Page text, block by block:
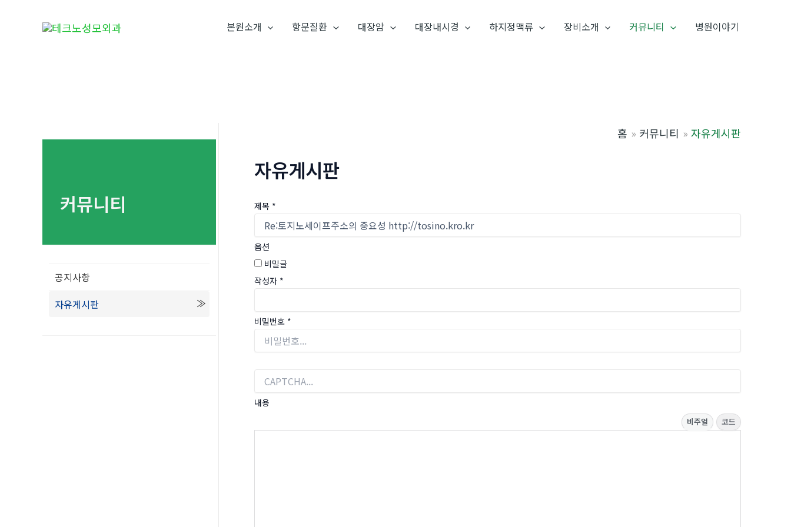
본원소개 항문질환 대장암 대장내시경 하지정맥류 장비소개 커뮤니티 병원이야기
커뮤니티
공지사항
자유게시판
홈 커뮤니티 자유게시판
자유게시판
제목 *
옵션
비밀글
작성자 *
비밀번호 *
내용
비주얼 코드